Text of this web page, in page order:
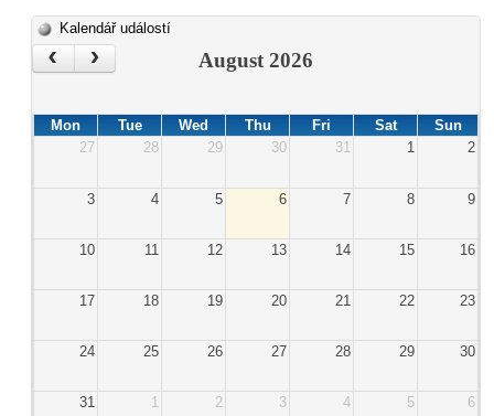
Kalendář událostí
‹ › August 2026
Mon Tue Wed Thu Fri Sat
Sun
27
28 29 30 31 1 2
3 4 5 6 7 8 9
10 11 12 13 14 15 16
17 18 19 20 21 22 23
24 25 26 27 28 29 30
31 1 2 3 4 5 6